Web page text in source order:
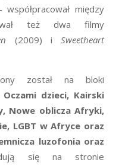
między
też dwa filmy
(2009) iSweetheart
został na bloki
dzieci, Kairski
Nowe oblicza Afryki,
LGBT w Afryce oraz
luzofonia oraz
się na stronie